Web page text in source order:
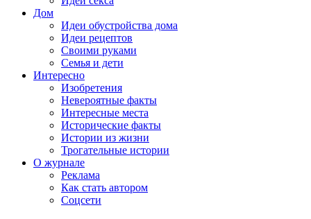
Дом
Идеи обустройства дома
Идеи рецептов
Своими руками
Семья и дети
Интересно
Изобретения
Невероятные факты
Интересные места
Исторические факты
Истории из жизни
Трогательные истории
О журнале
Реклама
Как стать автором
Соцсети